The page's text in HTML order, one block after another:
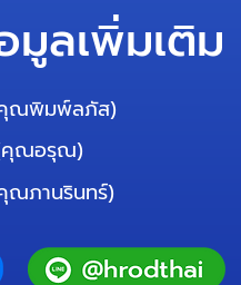
ลเพิ่มเติม
ณพิมพ์ลภัส)
ณอรุณ)
ณภานรินทร์)